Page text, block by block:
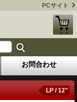
PCサイト
お問合わせ
LP / 12"